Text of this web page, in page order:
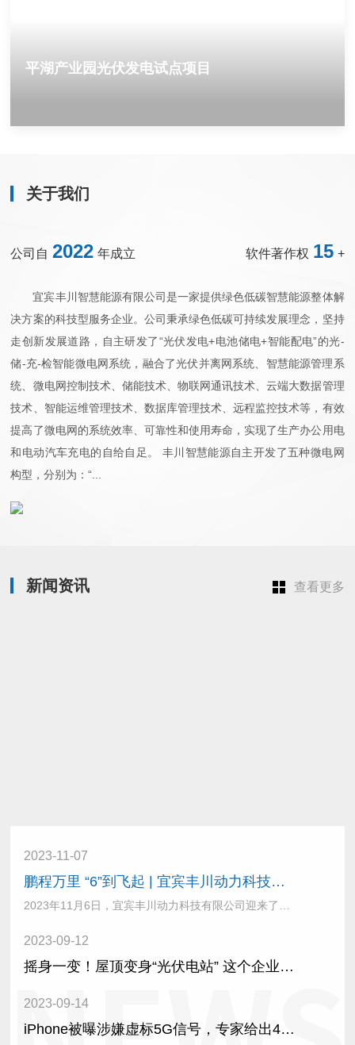
平湖产业园光伏发电试点项目
关于我们
公司自 2022 年成立 软件著作权 15 +
宜宾丰川智慧能源有限公司是一家提供绿色低碳智慧能源整体解
决方案的科技型服务企业。公司秉承绿色低碳可持续发展理念，坚持
走创新发展道路，自主研发了“光伏发电+电池储电+智能配电”的光-
储-充-检智能微电网系统，融合了光伏并离网系统、智慧能源管理系
统、微电网控制技术、储能技术、物联网通讯技术、云端大数据管理
技术、智能运维管理技术、数据库管理技术、远程监控技术等，有效
提高了微电网的系统效率、可靠性和使用寿命，实现了生产办公用电
和电动汽车充电的自给自足。 丰川智慧能源自主开发了五种微电网
构型，分别为：“...
新闻资讯 查看更多
2023-11-07
鹏程万里 “6”到飞起 | 宜宾丰川动力科技有限公司六周年庆典活动成功举行！
2023-09-12
摇身一变！屋顶变身“光伏电站” 这个企业坐享“阳光收益”！
2023-09-14
iPhone被曝涉嫌虚标5G信号，专家给出4大理由！